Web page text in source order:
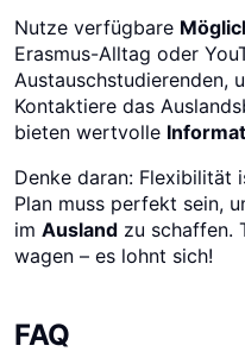
Nutze verfügbare
Erasmus-Alltag oder
Austauschstudierenden,
Kontaktiere das
bieten wertvolle
Denke daran: Flexibilität
Plan muss perfekt sein,
im Ausland zu schaffen.
wagen – es lohnt sich!
FAQ